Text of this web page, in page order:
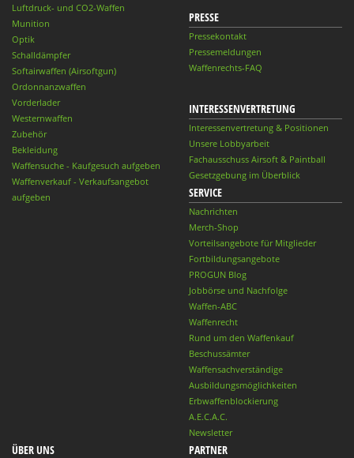
Luftdruck- und CO2-Waffen
Munition
Optik
Schalldämpfer
Softairwaffen (Airsoftgun)
Ordonnanzwaffen
Vorderlader
Westernwaffen
Zubehör
Bekleidung
Waffensuche - Kaufgesuch aufgeben
Waffenverkauf - Verkaufsangebot
aufgeben
PRESSE
Pressekontakt
Pressemeldungen
Waffenrechts-FAQ
INTERESSENVERTRETUNG
Interessenvertretung & Positionen
Unsere Lobbyarbeit
Fachausschuss Airsoft & Paintball
Gesetzgebung im Überblick
SERVICE
Nachrichten
Merch-Shop
Vorteilsangebote für Mitglieder
Fortbildungsangebote
PROGUN Blog
Jobbörse und Nachfolge
Waffen-ABC
Waffenrecht
Rund um den Waffenkauf
Beschussämter
Waffensachverständige
Ausbildungsmöglichkeiten
Erbwaffenblockierung
A.E.C.A.C.
Newsletter
ÜBER UNS PARTNER